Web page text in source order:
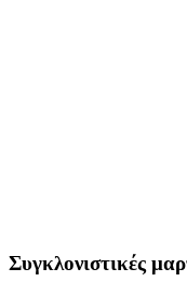
Συγκλονιστικές